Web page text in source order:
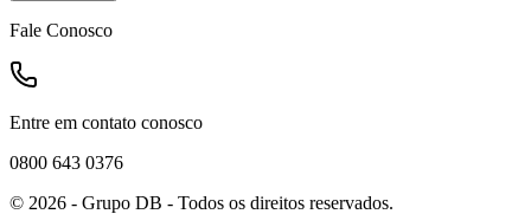
Fale Conosco
Entre em contato conosco
0800 643 0376
© 2026 - Grupo DB - Todos os direitos reservados.